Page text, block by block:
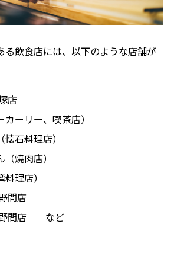
る飲食店には、以下のような店舗が
店
ーリー、喫茶店）
石料理店）
焼肉店）
理店）
間店
野間店 など